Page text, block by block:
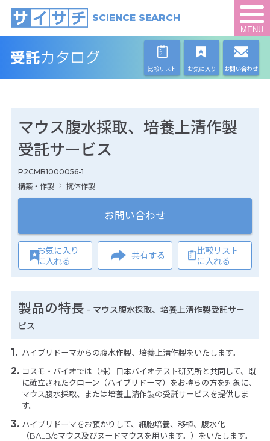
SCIENCE SEARCH
MENU
比較リスト お気に入り お問い合わせ
マウス腹水採取、培養上清作製
受託サービス
P2CMB1000056-1
構築・作製
抗体作製
お問い合わせ
お気に入り
に入れる
共有する
比較リスト
に入れる
製品の特長 - マウス腹水採取、培養上清作製受託サー
ビス
ハイブリドーマからの腹水作製、培養上清作製をいたします。
コスモ・バイオでは（株）日本バイオテスト研究所と共同して、既
に確立されたクローン（ハイブリドーマ）をお持ちの方を対象に、
マウス腹水採取、または培養上清作製の受託サービスを提供しま
す。
ハイブリドーマをお預かりして、細胞培養、移植、腹水化
（BALB/cマウス及びヌードマウスを用います。）をいたします。